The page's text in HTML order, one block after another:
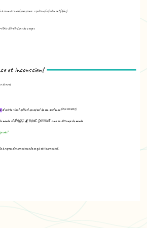
connaissance/conscience. = pulsions/refoulement (déni)
d'éveils dans les songes
et inconscient
de nous
et existe : tant qu'il est conscient de son existence (SON ESSENCE)
monde =ON AGIT, ACTIONS, DECIDER = mise a distance du monde
suis"
à reprendre conscience de ce qui est inconscient.